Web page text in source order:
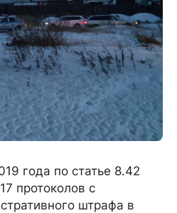
года по статье 8.42
протоколов с
штрафа в